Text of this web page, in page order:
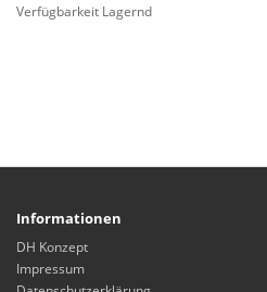
Verfügbarkeit Lagernd
Informationen
DH Konzept
Impressum